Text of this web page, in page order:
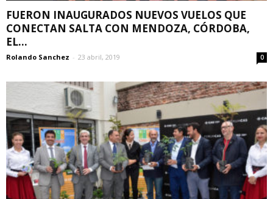
FUERON INAUGURADOS NUEVOS VUELOS QUE
CONECTAN SALTA CON MENDOZA, CÓRDOBA,
EL...
Rolando Sanchez - 23 abril, 2019 0